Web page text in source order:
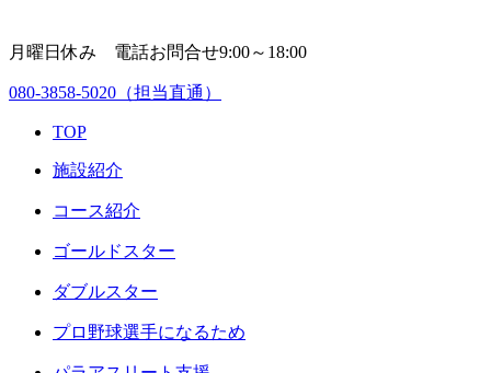
月曜日休み 電話お問合せ9:00～18:00
080-3858-5020 （担当直通）
TOP
施設紹介
コース紹介
ゴールドスター
ダブルスター
プロ野球選手になるため